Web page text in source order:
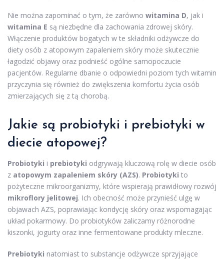
Nie można zapominać o tym, że zarówno witamina D, jak i
witamina E są niezbędne dla zachowania zdrowej skóry.
Włączenie produktów bogatych w te składniki odżywcze do
diety osób z atopowym zapaleniem skóry może skutecznie
łagodzić objawy oraz podnieść ogólne samopoczucie
pacjentów. Regularne dbanie o odpowiedni poziom tych witamin
przyczynia się również do zwiększenia komfortu życia osób
zmierzających się z tą chorobą.
Jakie są probiotyki i prebiotyki w
diecie atopowej?
Probiotyki i prebiotyki odgrywają kluczową rolę w diecie osób
z atopowym zapaleniem skóry (AZS). Probiotyki to
pożyteczne mikroorganizmy, które wspierają prawidłowy rozwój
mikroflory jelitowej. Ich obecność może przynieść ulgę w
objawach AZS, poprawiając kondycję skóry oraz wspomagając
układ pokarmowy. Do probiotyków zaliczamy różnorodne
kiszonki, jogurty oraz inne fermentowane produkty mleczne.
Prebiotyki natomiast to substancje odżywcze sprzyjające